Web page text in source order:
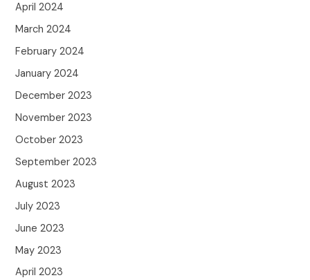
April 2024
March 2024
February 2024
January 2024
December 2023
November 2023
October 2023
September 2023
August 2023
July 2023
June 2023
May 2023
April 2023